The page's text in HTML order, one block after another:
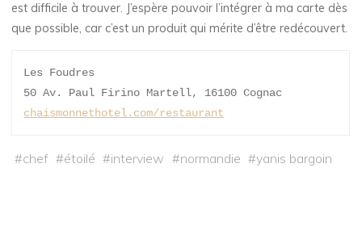
est difficile à trouver. J’espère pouvoir l’intégrer à ma carte dès
que possible, car c’est un produit qui mérite d’être redécouvert.
Les Foudres
50 Av. Paul Firino Martell, 16100 Cognac
chaismonnethotel.com/restaurant
#chef #étoilé #interview #normandie #yanis bargoin